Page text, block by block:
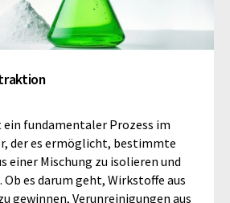
fundamentaler Prozess im
der es ermöglicht, bestimmte
einer Mischung zu isolieren und
es darum geht, Wirkstoffe aus
gewinnen, Verunreinigungen aus